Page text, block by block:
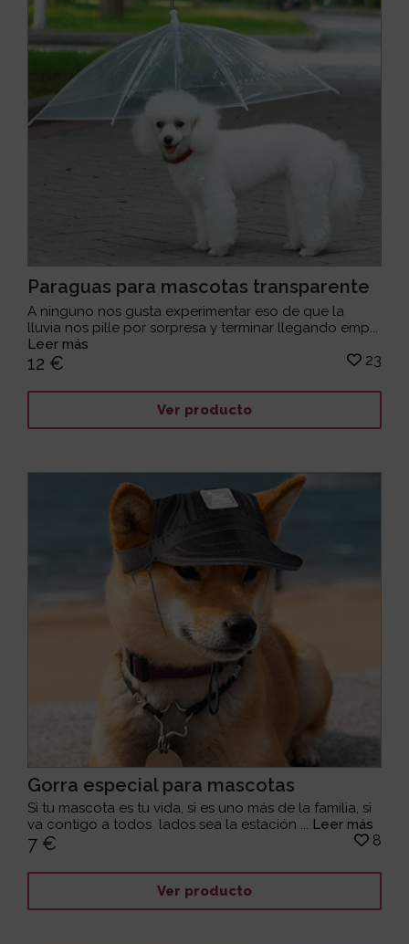
Paraguas para mascotas transparente
A ninguno nos gusta experimentar eso de que la
lluvia nos pille por sorpresa y terminar llegando emp...
Leer más
12 € 23
Ver producto
Gorra especial para mascotas
Si tu mascota es tu vida, si es uno más de la familia, si
va contigo a todos lados sea la estación ... Leer más
7 € 8
Ver producto